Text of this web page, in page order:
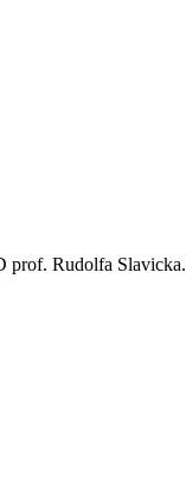
prof. Rudolfa Slavicka.